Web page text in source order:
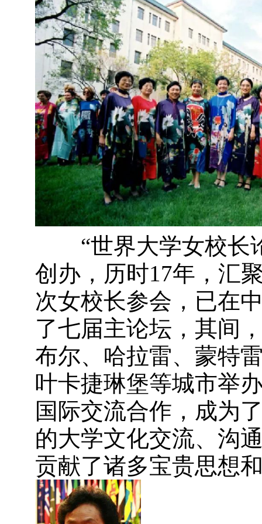
“世界大学女校长论
创办，历时17年，汇
次女校长参会，已在
了七届主论坛，其间
布尔、哈拉雷、蒙特
叶卡捷琳堡等城市举
国际交流合作，成为
的大学文化交流、沟
贡献了诸多宝贵思想